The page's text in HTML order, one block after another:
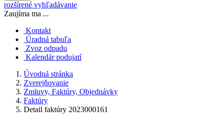
rozšírené vyhľadávanie
Zaujíma ma ...
Kontakt
Úradná tabuľa
Zvoz odpadu
Kalendár podujatí
Úvodná stránka
Zverejňovanie
Zmluvy, Faktúry, Objednávky
Faktúry
Detail faktúry 2023000161